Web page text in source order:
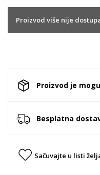
Proizvod više nije
Proizvod je
Besplatna
Sačuvajte u listi